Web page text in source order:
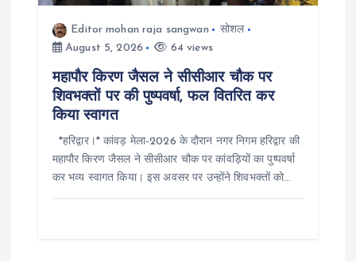
Editor mohan raja sangwan
सोशल
August 5, 2026
64 views
महापौर किरण जैसल ने सीसीआर चौक पर
शिवभक्तों पर की पुष्पवर्षा, फल वितरित कर
किया स्वागत
*हरिद्वार।* कांवड़ मेला-2026 के दौरान नगर निगम हरिद्वार की
महापौर किरण जैसल ने सीसीआर चौक पर कांवड़ियों का पुष्पवर्षा
कर भव्य स्वागत किया। इस अवसर पर उन्होंने शिवभक्तों को…